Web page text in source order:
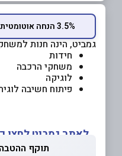
3.5% הנחה אוטומטית למשלמים בכרטיס המועדון
גמביט, הינה חנות
חידות
משחקי הרכבה
לוגיקה
פיתוח חשיבה
לאתר גמביט לחצו
תוקף ההטבה עד -